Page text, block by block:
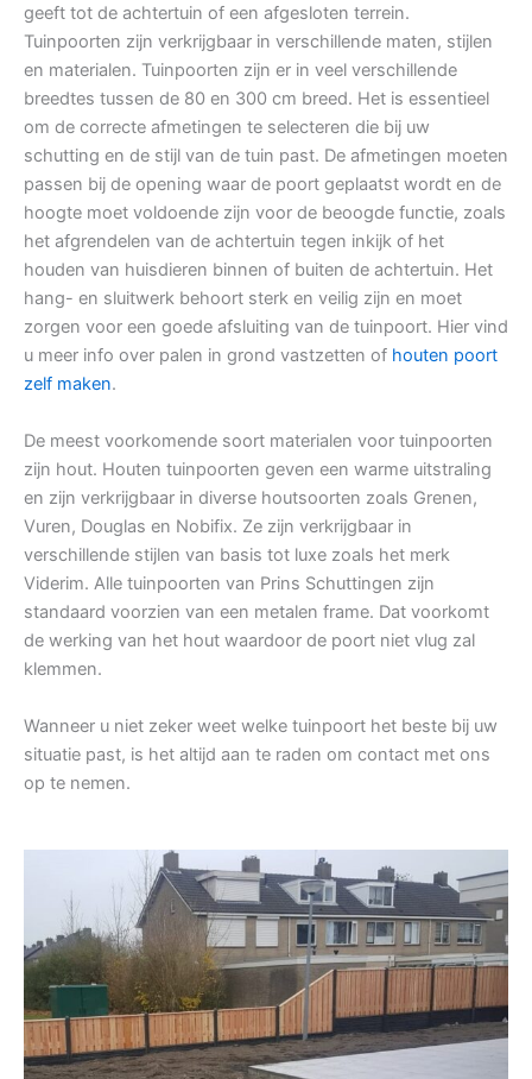
geeft tot de achtertuin of een afgesloten terrein.
Tuinpoorten zijn verkrijgbaar in verschillende maten, stijlen
en materialen. Tuinpoorten zijn er in veel verschillende
breedtes tussen de 80 en 300 cm breed. Het is essentieel
om de correcte afmetingen te selecteren die bij uw
schutting en de stijl van de tuin past. De afmetingen moeten
passen bij de opening waar de poort geplaatst wordt en de
hoogte moet voldoende zijn voor de beoogde functie, zoals
het afgrendelen van de achtertuin tegen inkijk of het
houden van huisdieren binnen of buiten de achtertuin. Het
hang- en sluitwerk behoort sterk en veilig zijn en moet
zorgen voor een goede afsluiting van de tuinpoort. Hier vind
u meer info over palen in grond vastzetten of houten poort
zelf maken.
De meest voorkomende soort materialen voor tuinpoorten
zijn hout. Houten tuinpoorten geven een warme uitstraling
en zijn verkrijgbaar in diverse houtsoorten zoals Grenen,
Vuren, Douglas en Nobifix. Ze zijn verkrijgbaar in
verschillende stijlen van basis tot luxe zoals het merk
Viderim. Alle tuinpoorten van Prins Schuttingen zijn
standaard voorzien van een metalen frame. Dat voorkomt
de werking van het hout waardoor de poort niet vlug zal
klemmen.
Wanneer u niet zeker weet welke tuinpoort het beste bij uw
situatie past, is het altijd aan te raden om contact met ons
op te nemen.